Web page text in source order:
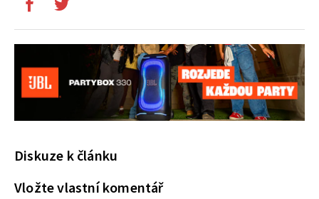
Diskuze k článku
Vložte vlastní komentář